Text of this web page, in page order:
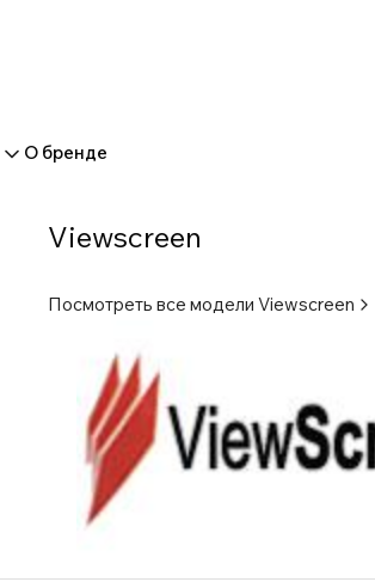
О бренде
Viewscreen
Посмотреть все модели Viewscreen